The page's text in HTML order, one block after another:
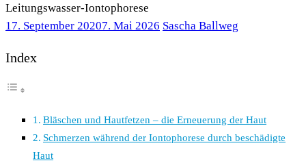
Leitungswasser-Iontophorese
17. September 20207. Mai 2026 Sascha Ballweg
Index
Bläschen und Hautfetzen – die Erneuerung der Haut
Schmerzen während der Iontophorese durch beschädigte
Haut